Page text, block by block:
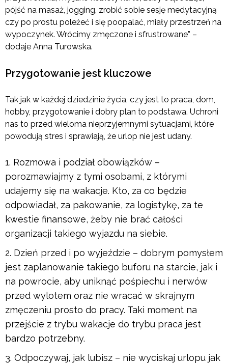
pójść na masaż, jogging, zrobić sobie sesję medytacyjną
czy po prostu poleżeć i się poopalać, miały przestrzeń na
wypoczynek. Wrócimy zmęczone i sfrustrowane” –
dodaje Anna Turowska.
Przygotowanie jest kluczowe
Tak jak w każdej dziedzinie życia, czy jest to praca, dom,
hobby, przygotowanie i dobry plan to podstawa. Uchroni
nas to przed wieloma nieprzyjemnymi sytuacjami, które
powodują stres i sprawiają, że urlop nie jest udany.
Rozmowa i podział obowiązków –
porozmawiajmy z tymi osobami, z którymi
udajemy się na wakacje. Kto, za co będzie
odpowiadał, za pakowanie, za logistykę, za te
kwestie finansowe, żeby nie brać całości
organizacji takiego wyjazdu na siebie.
Dzień przed i po wyjeździe – dobrym pomysłem
jest zaplanowanie takiego buforu na starcie, jak i
na powrocie, aby uniknąć pośpiechu i nerwów
przed wylotem oraz nie wracać w skrajnym
zmęczeniu prosto do pracy. Taki moment na
przejście z trybu wakacje do trybu praca jest
bardzo potrzebny.
Odpoczywaj, jak lubisz – nie wyciskaj urlopu jak